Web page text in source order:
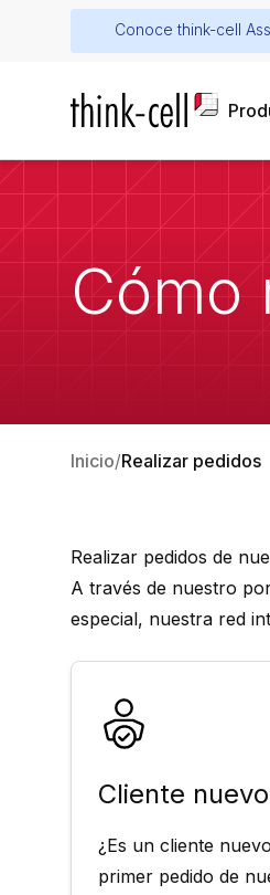
Conoce think-cell
Cómo
Inicio Realizar pedidos
Realizar pedidos de
A través de nuestro
especial, nuestra red
Cliente nuevo
¿Es un cliente
primer pedido de